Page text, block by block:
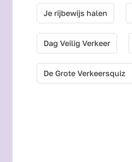
Je rijbewijs halen
Dag Veilig Verkeer
De Grote Verkeersquiz